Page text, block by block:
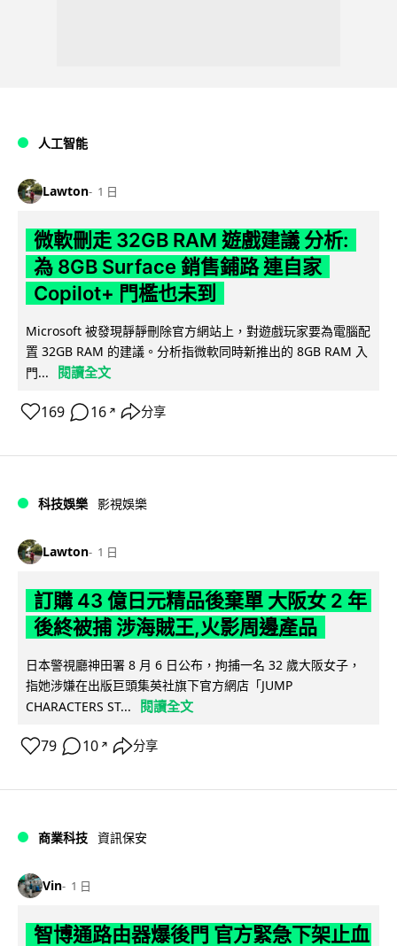
人工智能
Lawton 1 日
微軟刪走 32GB RAM 遊戲建議 分析:
為 8GB Surface 銷售鋪路 連自家
Copilot+ 門檻也未到
Microsoft 被發現靜靜刪除官方網站上，對遊戲玩家要為電腦配
置 32GB RAM 的建議。分析指微軟同時新推出的 8GB RAM 入
門...
閱讀全文
169 16 ↗ 分享
科技娛樂 影視娛樂
Lawton 1 日
訂購 43 億日元精品後棄單 大阪女 2 年
後終被捕 涉海賊王,火影周邊產品
日本警視廳神田署 8 月 6 日公布，拘捕一名 32 歲大阪女子，
指她涉嫌在出版巨頭集英社旗下官方網店「JUMP
CHARACTERS ST...
閱讀全文
79 10 ↗ 分享
商業科技 資訊保安
Vin 1 日
智博通路由器爆後門 官方緊急下架止血